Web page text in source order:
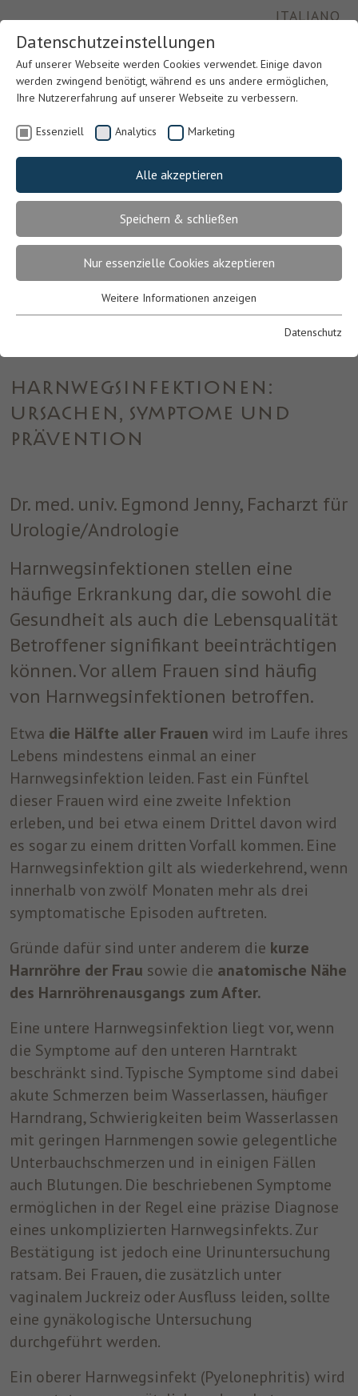
ITALIANO
Previous
HARNWEGSINFEKTIONEN:
URSACHEN, SYMPTOME UND
PRÄVENTION
Dr. med. univ. Egmond Jenny, Facharzt für
Urologie/Andrologie
Harnwegsinfektionen stellen eine
häufige Erkrankung dar, die sowohl die
Gesundheit als auch die Lebensqualität
Betroffener signifikant beeinträchtigen
können. Vor allem Frauen sind häufig
von Harnwegsinfektionen betroffen.
Etwa die Hälfte aller Frauen wird im Laufe ihres
Lebens mindestens einmal an einer
Harnwegsinfektion leiden. Fast ein Fünftel
dieser Frauen wird eine zweite Infektion
erleben, und bei etwa einem Drittel davon wird
es sogar zu einem dritten Vorfall kommen. Eine
Harnwegsinfektion gilt als wiederkehrend, wenn
innerhalb von zwölf Monaten mehr als drei
symptomatische Episoden auftreten.
Gründe dafür sind unter anderem die kurze
Harnröhre der Frau sowie die anatomische Nähe
des Harnröhrenausgangs zum After.
Eine untere Harnwegsinfektion liegt vor, wenn
die Symptome auf den unteren Harntrakt
beschränkt sind. Typische Symptome sind dabei
akute Schmerzen beim Wasserlassen, häufiger
Harndrang, Schwierigkeiten beim Wasserlassen
mit geringen Harnmengen sowie gelegentliche
Unterbauchschmerzen und in einigen Fällen
auch Blutungen. Die beschriebenen Symptome
ermöglichen in der Regel eine präzise Diagnose
eines unkomplizierten Harnwegsinfekts. Zur
Bestätigung ist jedoch eine Urinuntersuchung
ratsam. Bei Frauen, die zusätzlich unter
vaginalem Juckreiz oder Ausfluss leiden, sollte
eine gynäkologische Untersuchung
durchgeführt werden.
Ein oberer Harnwegsinfekt (Pyelonephritis) wird
Datenschutzeinstellungen
Auf unserer Webseite werden Cookies verwendet. Einige davon
werden zwingend benötigt, während es uns andere ermöglichen,
Ihre Nutzererfahrung auf unserer Webseite zu verbessern.
Essenziell Analytics Marketing
Alle akzeptieren
Speichern & schließen
Nur essenzielle Cookies akzeptieren
Essenzielle Cookies werden für grundlegende Funktionen der
einwandfrei funktioniert.
Name cookie_optin
Anbieter
Zweck
Dieses Cookie wird verwendet, um Ihre
Cookie-Einstellungen für diese Website zu
speichern.
Cookie-Informationen anzeigen
Analytics
Marketing
Benutzt um die Web-Navigation des Nutzers zu überwachen und
ein Profil seiner Gewohnheiten zu erstellen.
_fbp
Anbieter Facebook
Laufzeit 3 Monate
Zweck
um nach dem Besuch der Website entweder
auf Facebook oder auf einer digitalen
unterstützt wird, Werbung anzuzeigen.
Anbieter Facebook
Laufzeit 3 Monate
Zweck
Facebook setzt dieses Cookie, um den
indem es das Nutzerverhalten im gesamten
Web auf Websites verfolgt, die über das
Plugin verfügen.
Cookie-Informationen anzeigen
Weitere Informationen anzeigen
Datenschutz